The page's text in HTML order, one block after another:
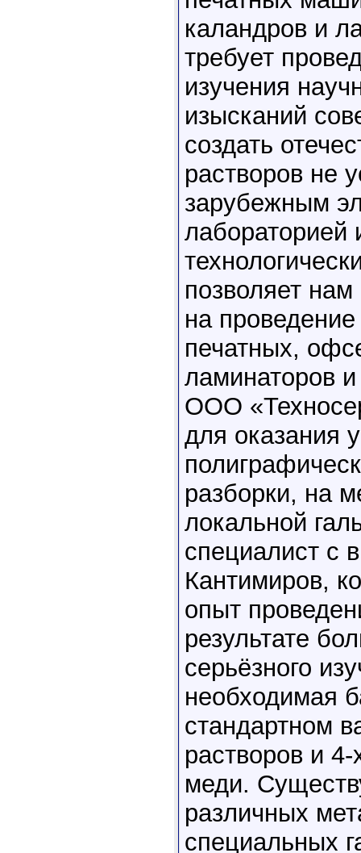
каландров и
требует
изучения
изысканий
создать
растворов не
зарубежным
лабораторией
позволяет
на
печатных,
ламинаторов
ООО
для оказания
разборки, на
локальной
специалист с
Кантимиров,
опыт
результате
серьёзного
необходимая
стандартном
растворов и
меди.
различных
специальных